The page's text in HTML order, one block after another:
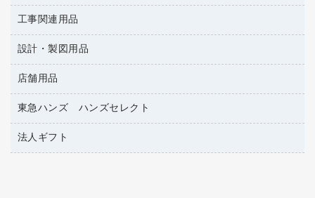
ゴミ袋
キッチン用品
ルーズリーフ
レターファイル
リングファイル
プレゼン用ファイル
ファイルボックス
パイプ式ファイル
その他ファイル
鉛筆
マーキングペン（油性）
マーキングペン（水性）
ボールペン（油性）
壁面／足元収納
備品／小物ケース
透明テープ 事務用
電話台
使い捨て手袋
感染症対策用品
介護用品
医療関連用品
教育関連用品
工事関連用品
工事関連用品
屋外用品
設計・製図用品
設計・製図用品
店舗用品
店舗運営用品
陳列什器
紙手提げ袋
東急ハンズ ハンズセレクト
東急ハンズ
法人ギフト